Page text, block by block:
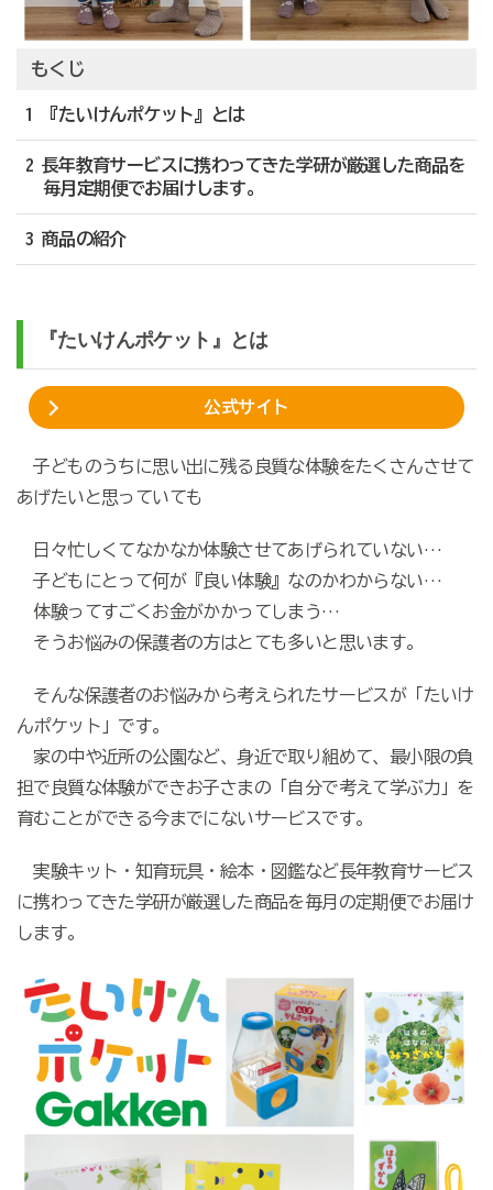
もくじ
1 『たいけんポケット』とは
2 長年教育サービスに携わってきた学研が厳選した商品を
毎月定期便でお届けします。
3 商品の紹介
『たいけんポケット』とは
公式サイト
子どものうちに思い出に残る良質な体験をたくさんさせて
あげたいと思っていても
日々忙しくてなかなか体験させてあげられていない…
子どもにとって何が『良い体験』なのかわからない…
体験ってすごくお金がかかってしまう…
そうお悩みの保護者の方はとても多いと思います。
そんな保護者のお悩みから考えられたサービスが「たいけ
んポケット」です。
家の中や近所の公園など、身近で取り組めて、最小限の負
担で良質な体験ができお子さまの「自分で考えて学ぶ力」を
育むことができる今までにないサービスです。
実験キット・知育玩具・絵本・図鑑など長年教育サービス
に携わってきた学研が厳選した商品を毎月の定期便でお届け
します。